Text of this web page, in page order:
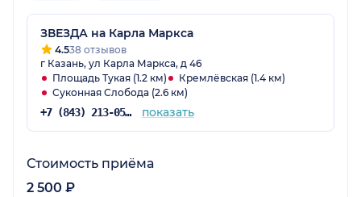
ЗВЕЗДА на Карла Маркса
4.538 отзывов
г Казань, ул Карла Маркса, д 46
Площадь Тукая (1.2 км)
Кремлёвская (1.4 км)
Суконная Слобода (2.6 км)
+7 (843) 213-05-65 показать
Стоимость приёма
2 500 ₽